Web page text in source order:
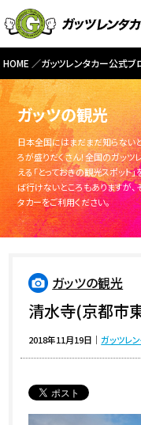
HOME ガッツレンタカー公式ブ
ガッツの観光
日本全国にはまだまだ知らない
ろが盛りだくさん！全国のガッツ
える「とっておきの観光スポット
ば行けないところもありますが
タカーをご利用ください。
ガッツの観光
清水寺(京都市
2018年11月19日 ｜ガッツレ